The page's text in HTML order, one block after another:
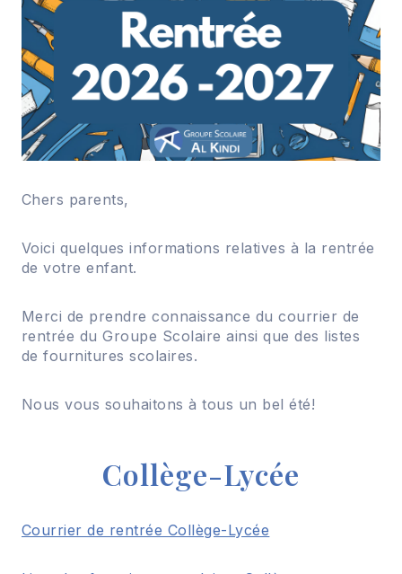
Chers parents,
Voici quelques informations relatives à la rentrée
de votre enfant.
Merci de prendre connaissance du courrier de
rentrée du Groupe Scolaire ainsi que des listes
de fournitures scolaires.
Nous vous souhaitons à tous un bel été!
Collège-Lycée
Courrier de rentrée Collège-Lycée